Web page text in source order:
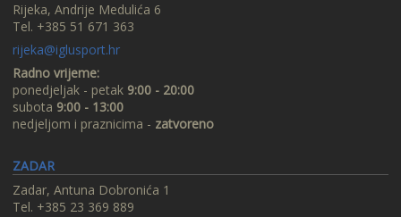
Rijeka, Andrije Medulića 6
Tel. +385 51 671 363
rijeka@iglusport.hr
Radno vrijeme:
ponedjeljak - petak 9:00 - 20:00
subota 9:00 - 13:00
nedjeljom i praznicima - zatvoreno
ZADAR
Zadar, Antuna Dobronića 1
Tel. +385 23 369 889